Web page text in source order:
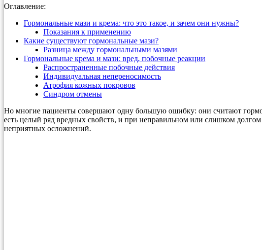
Оглавление:
Гормональные мази и крема: что это такое, и зачем они нужны?
Показания к применению
Какие существуют гормональные мази?
Разница между гормональными мазями
Гормональные крема и мази: вред, побочные реакции
Распространенные побочные действия
Индивидуальная непереносимость
Атрофия кожных покровов
Синдром отмены
Но многие пациенты совершают одну большую ошибку: они считают
есть целый ряд вредных свойств, и при неправильном или слишком
неприятных осложнений.